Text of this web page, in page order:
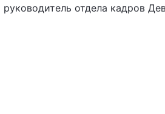
отдела кадров